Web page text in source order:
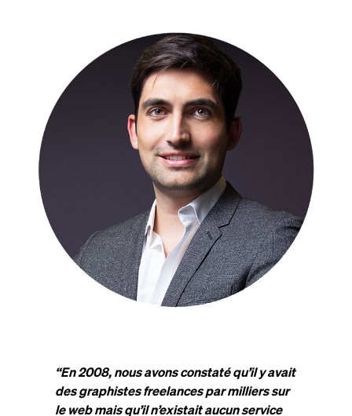
“En 2008, nous avons constaté qu’il y avait
des graphistes freelances par milliers sur
le web mais qu’il n’existait aucun service